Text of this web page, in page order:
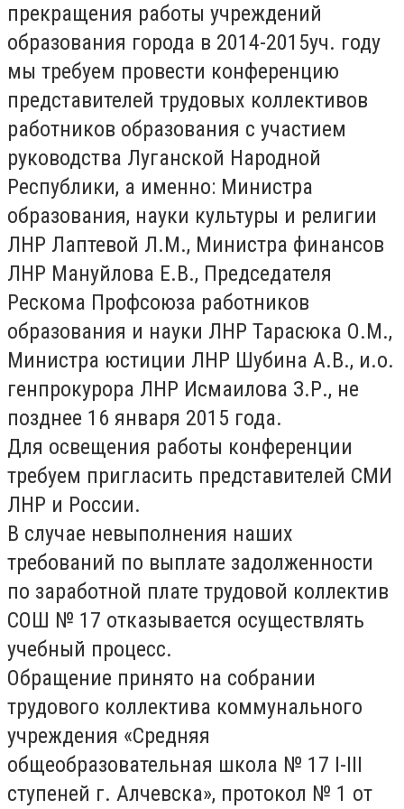
прекращения работы учреждений
образования города в 2014-2015уч. году
мы требуем провести конференцию
представителей трудовых коллективов
работников образования с участием
руководства Луганской Народной
Республики, а именно: Министра
образования, науки культуры и религии
ЛНР Лаптевой Л.М., Министра финансов
ЛНР Мануйлова Е.В., Председателя
Рескома Профсоюза работников
образования и науки ЛНР Тарасюка О.М.,
Министра юстиции ЛНР Шубина А.В., и.о.
генпрокурора ЛНР Исмаилова З.Р., не
позднее 16 января 2015 года.
Для освещения работы конференции
требуем пригласить представителей СМИ
ЛНР и России.
В случае невыполнения наших
требований по выплате задолженности
по заработной плате трудовой коллектив
СОШ № 17 отказывается осуществлять
учебный процесс.
Обращение принято на собрании
трудового коллектива коммунального
учреждения «Средняя
общеобразовательная школа № 17 I-III
ступеней г. Алчевска», протокол № 1 от